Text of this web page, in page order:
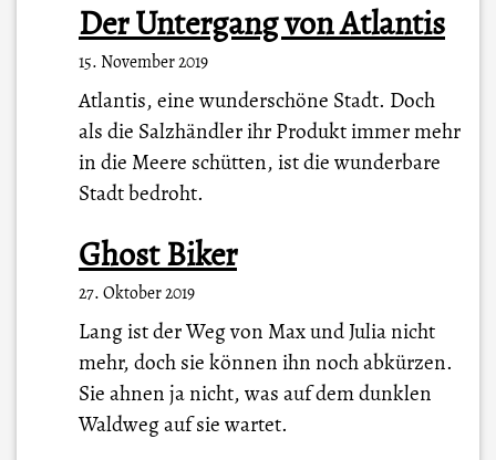
Der Untergang von Atlantis
15. November 2019
Atlantis, eine wunderschöne Stadt. Doch
als die Salzhändler ihr Produkt immer mehr
in die Meere schütten, ist die wunderbare
Stadt bedroht.
Ghost Biker
27. Oktober 2019
Lang ist der Weg von Max und Julia nicht
mehr, doch sie können ihn noch abkürzen.
Sie ahnen ja nicht, was auf dem dunklen
Waldweg auf sie wartet.